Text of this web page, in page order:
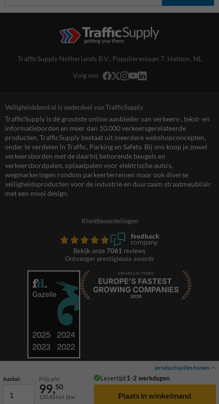
productopties tonen
Aantal: Prijs p/st Levertijd:1-2 werkdagen
99,50
120,40 incl. btw
TrafficSupply Netherlands B.V., Populierenlaan 7, Hattem, NL
Volg ons
Veiligheidsbord.nl is onderdeel van TrafficSupply
TrafficSupply is dé grootste online aanbieder van verkeers-, tekst- en
informatieborden en meer dan 10.000 verkeersgerelateerde
producten. TrafficSupply bestaat uit meerdere webshopconcepten,
onder te verdelen in Traffic, Parking en Safety. Bij ons koop je zowel
verkeersborden met de daarbij behorende beugels en
verkeersbordpalen, oplaadpalen voor elektrische auto’s,
wegmarkeringen rondom parkeerterreinen maar ook diverse
veiligheidsproducten voor de industrie en duurzaam straatmeubilair
met een mooi design.
Klantbeoordelingen
Bekijk onze 7061 reviews
Ontvanger prestigieuze awards
© 2026 TrafficSupply. Alle rechten voorbehouden.